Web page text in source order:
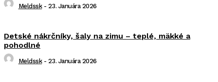
Meldssk - 23. Januára 2026
Detské nákrčníky, šaly na zimu – teplé, mäkké a
pohodlné
Meldssk - 23. Januára 2026